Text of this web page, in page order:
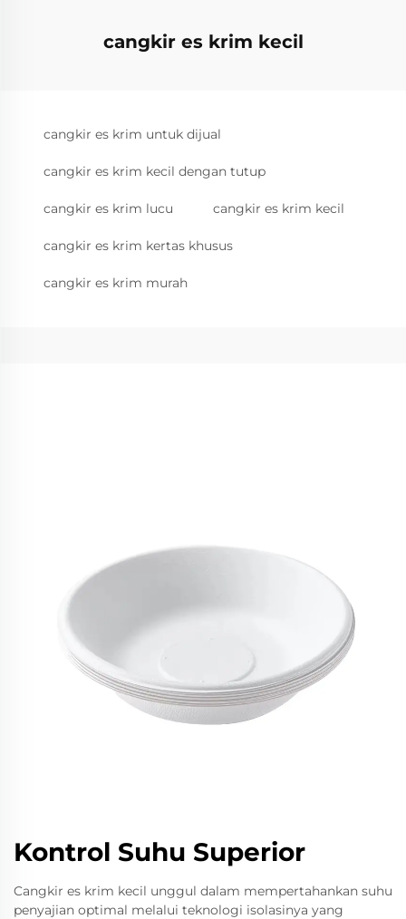
cangkir es krim kecil
cangkir es krim untuk dijual
cangkir es krim kecil dengan tutup
cangkir es krim lucu cangkir es krim kecil
cangkir es krim kertas khusus
cangkir es krim murah
Kontrol Suhu Superior
Cangkir es krim kecil unggul dalam mempertahankan suhu
penyajian optimal melalui teknologi isolasinya yang